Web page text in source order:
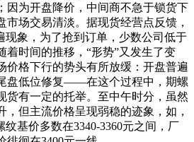
因为开盘降价，中间商不急于锁货下
场交易清淡。据现货经营点反馈，
现象，为了抢到订单，少数公司低于
着时间的推移，“形势”又发生了变
价格下行的势头有所放缓：开盘普遍
盘低位修复——在这个过程中，期螺
货有一定的托举。至中午时分，虽然
，但主流价格呈现弱稳的迹象，如，
纹基价多数在3340-3360元之间，厂